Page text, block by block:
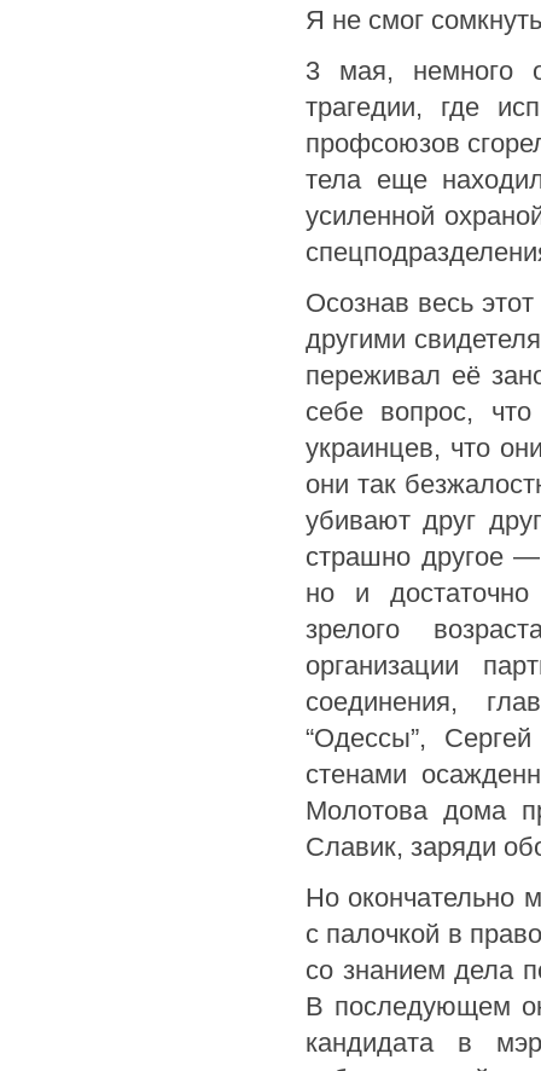
Я не смог
3 мая, немного
трагедии, где
профсоюзов
тела еще
усиленной
Осознав весь
другими
переживал её
себе вопрос,
украинцев, что
они так
убивают друг
страшно другое
но и достаточно
зрелого
организации
соединения,
“Одессы”,
стенами
Молотова дома
Славик, заряди
Но окончательно
с палочкой в
со знанием дела
В последующем
кандидата в